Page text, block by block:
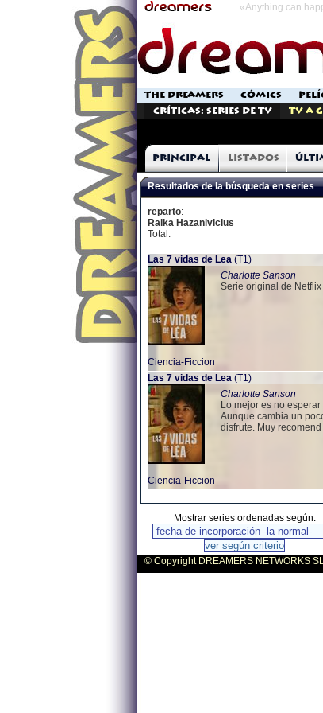
«Anything can
THE DREAMERS CÓMICS
Críticas: Series de TV
TV a
Principal Listados
Resultados de la búsqueda en series
reparto:
Raika Hazanivicius
Total:
Las 7 vidas de Lea (T1)
Charlotte Sanson
Serie original de Netflix
Ciencia-Ficcion
Las 7 vidas de Lea (T1)
Charlotte Sanson
Lo mejor es no
Aunque cambia un
disfrute. Muy recomend
Ciencia-Ficcion
Mostrar series ordenadas según:
© Copyright DREAMERS NETWORKS